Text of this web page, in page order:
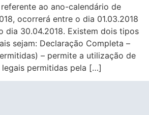
ao ano-calendário de
ocorrerá entre o dia 01.03.2018
dia 30.04.2018. Existem dois tipos
sejam: Declaração Completa –
– permite a utilização de
permitidas pela […]